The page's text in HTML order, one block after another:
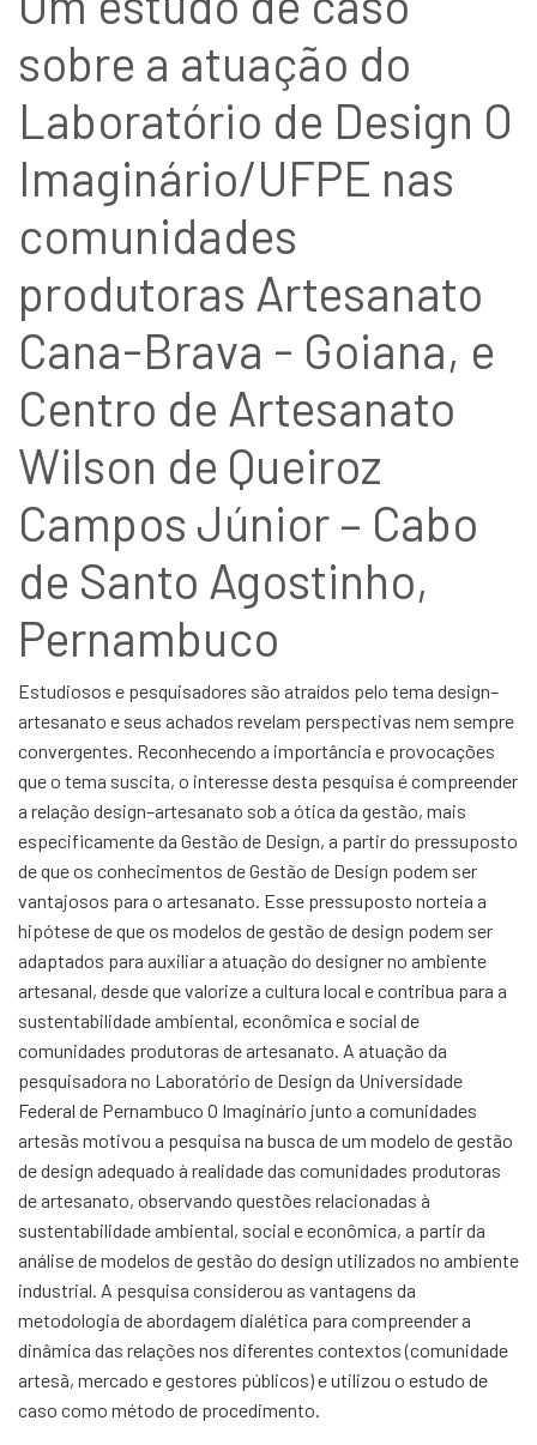
sobre a atuação do
Laboratório de Design O
Imaginário/UFPE nas
comunidades
produtoras Artesanato
Cana-Brava - Goiana, e
Centro de Artesanato
Wilson de Queiroz
Campos Júnior – Cabo
de Santo Agostinho,
Pernambuco
Estudiosos e pesquisadores são atraídos pelo tema design–
artesanato e seus achados revelam perspectivas nem sempre
convergentes. Reconhecendo a importância e provocações
que o tema suscita, o interesse desta pesquisa é compreender
a relação design–artesanato sob a ótica da gestão, mais
especificamente da Gestão de Design, a partir do pressuposto
de que os conhecimentos de Gestão de Design podem ser
vantajosos para o artesanato. Esse pressuposto norteia a
hipótese de que os modelos de gestão de design podem ser
adaptados para auxiliar a atuação do designer no ambiente
artesanal, desde que valorize a cultura local e contribua para a
sustentabilidade ambiental, econômica e social de
comunidades produtoras de artesanato. A atuação da
pesquisadora no Laboratório de Design da Universidade
Federal de Pernambuco O Imaginário junto a comunidades
artesãs motivou a pesquisa na busca de um modelo de gestão
de design adequado à realidade das comunidades produtoras
de artesanato, observando questões relacionadas à
sustentabilidade ambiental, social e econômica, a partir da
análise de modelos de gestão do design utilizados no ambiente
industrial. A pesquisa considerou as vantagens da
metodologia de abordagem dialética para compreender a
dinâmica das relações nos diferentes contextos (comunidade
artesã, mercado e gestores públicos) e utilizou o estudo de
caso como método de procedimento.